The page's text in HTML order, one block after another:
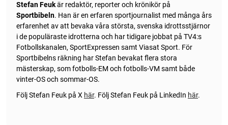
Stefan Feukär redaktör, reporter och krönikör på
Sportbibeln. Han är en erfaren sportjournalist med många års
erfarenhet av att bevaka våra största, svenska idrottsstjärnor
i de populäraste idrotterna och har tidigare jobbat på TV4:s
Fotbollskanalen, SportExpressen samt Viasat Sport. För
Sportbibelns räkning har Stefan bevakat flera stora
mästerskap, som fotbolls-EM och fotbolls-VM samt både
vinter-OS och sommar-OS.
Följ Stefan Feuk på X här. Följ Stefan Feuk på LinkedIn här.